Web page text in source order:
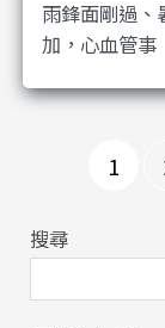
雨鋒面剛過、
加，心血管事
1
搜尋